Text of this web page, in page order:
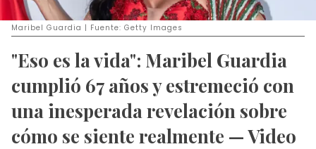
Maribel Guardia | Fuente: Getty Images
"Eso es la vida": Maribel Guardia
cumplió 67 años y estremeció con
una inesperada revelación sobre
cómo se siente realmente — Video